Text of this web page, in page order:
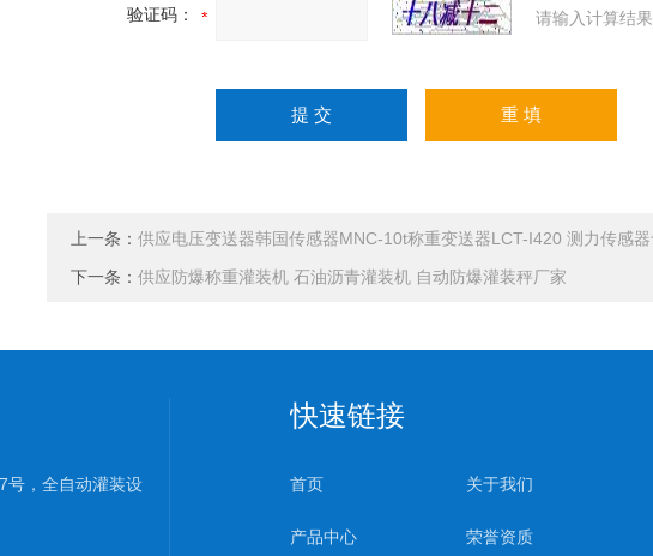
验证码： 请输入计算结
上一条： 供应电压变送器韩国传感器MNC-10t称重变送器LCT-I420 测力传感
下一条： 供应防爆称重灌装机 石油沥青灌装机 自动防爆灌装秤厂家
号，全自动灌装设
快速链接
首页 关于我们
产品中心 荣誉资质